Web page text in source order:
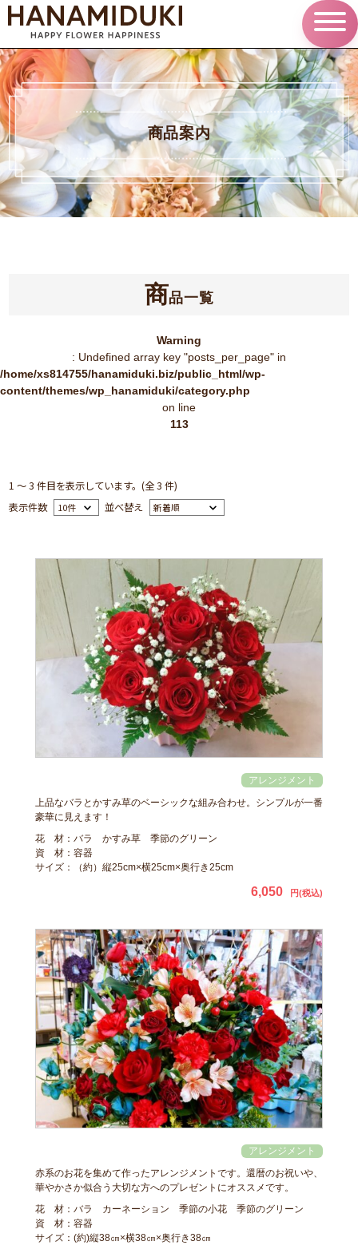
商品案内
商品一覧
Warning
: Undefined array key "posts_per_page" in
/home/xs814755/hanamiduki.biz/public_html/wp-
content/themes/wp_hanamiduki/category.php
on line
113
1 ～ 3 件目を表示しています。(全 3 件)
表示件数
並べ替え
上品なバラとかすみ草のベーシックな組み合わせ。シンプルが一番
豪華に見えます！
花 材：バラ かすみ草 季節のグリーン
資 材：容器
サイズ：（約）縦25cm×横25cm×奥行き25cm
6,050 円(税込)
赤系のお花を集めて作ったアレンジメントです。還暦のお祝いや、
華やかさか似合う大切な方へのプレゼントにオススメです。
花 材：バラ カーネーション 季節の小花 季節のグリーン
資 材：容器
サイズ：(約)縦38㎝×横38㎝×奥行き38㎝